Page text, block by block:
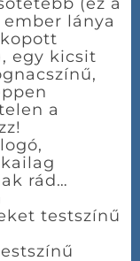
lánya
egy kicsit
a
rád…
testszínű